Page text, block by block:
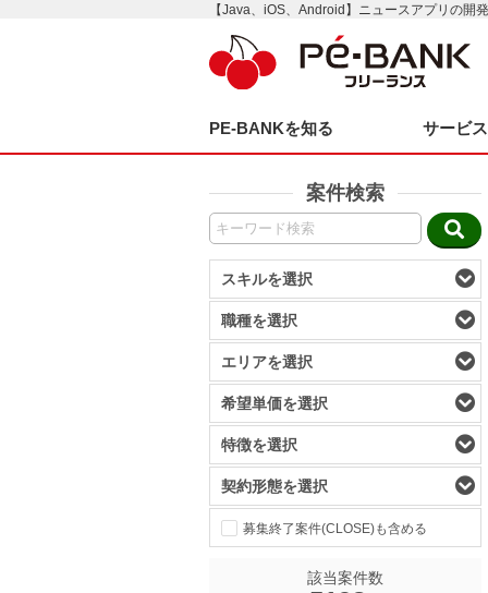
【Java、iOS、Android】ニュースアプリの開発
PE-BANKを知る サービ
案件検索
スキルを選択
職種を選択
エリアを選択
希望単価を選択
特徴を選択
契約形態を選択
募集終了案件(CLOSE)も含める
該当案件数